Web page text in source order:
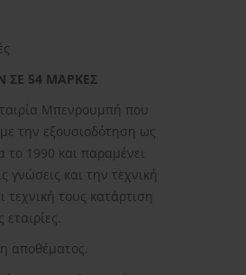
ΣΕ 54 ΜΑΡΚΕΣ
Μπενρουμπή που
την εξουσιοδότηση ως
το 1990 και παραμένει
και την τεχνική
τους κατάρτιση
αποθέματος.